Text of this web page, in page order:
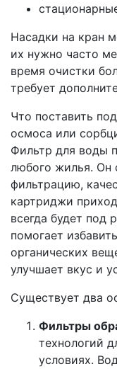
Насадки на кран
их нужно часто
время очистки
требует
Что поставить
осмоса или
Фильтр для воды
любого жилья. Он
фильтрацию,
картриджи
всегда будет под
помогает
органических
улучшает вкус и
Существует два
Фильтры
технологий
условиях.